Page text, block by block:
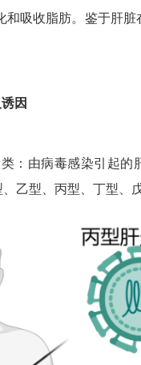
吸收脂肪。鉴于肝脏
因
：由病毒感染引起的
乙型、丙型、丁型、